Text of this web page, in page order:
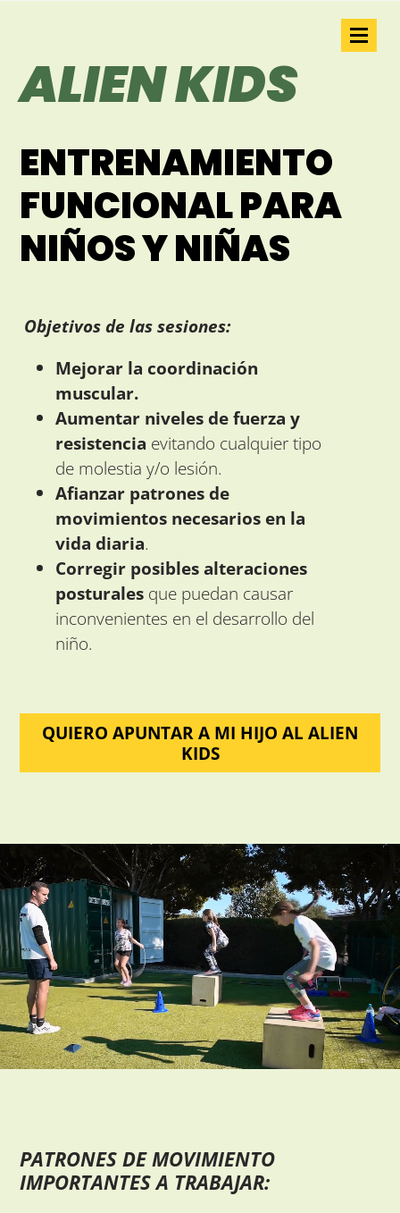
ALIEN KIDS
ENTRENAMIENTO
FUNCIONAL PARA
NIÑOS Y NIÑAS
Objetivos de las sesiones:
Mejorar la coordinación
muscular.
Aumentar niveles de fuerza y
resistencia evitando cualquier tipo
de molestia y/o lesión.
Afianzar patrones de
movimientos necesarios en la
vida diaria.
Corregir posibles alteraciones
posturales que puedan causar
inconvenientes en el desarrollo del
niño.
QUIERO APUNTAR A MI HIJO AL ALIEN
KIDS
PATRONES DE MOVIMIENTO
IMPORTANTES A TRABAJAR: